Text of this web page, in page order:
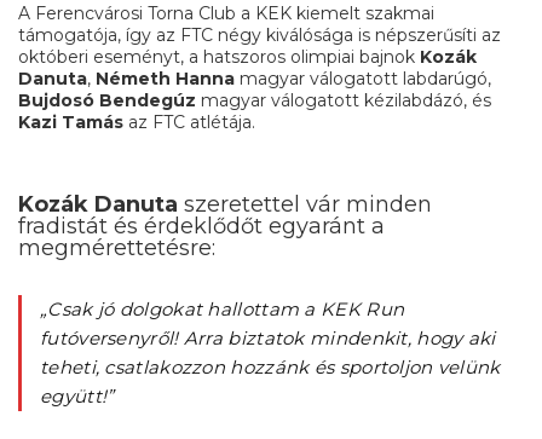
A Ferencvárosi Torna Club a KEK kiemelt szakmai
támogatója, így az FTC négy kiválósága is népszerűsíti az
októberi eseményt, a hatszoros olimpiai bajnok Kozák
Danuta, Németh Hanna magyar válogatott labdarúgó,
Bujdosó Bendegúz magyar válogatott kézilabdázó, és
Kazi Tamás az FTC atlétája.
Kozák Danuta szeretettel vár minden
fradistát és érdeklődőt egyaránt a
megmérettetésre:
„Csak jó dolgokat hallottam a KEK Run
futóversenyről! Arra biztatok mindenkit, hogy aki
teheti, csatlakozzon hozzánk és sportoljon velünk
együtt!”